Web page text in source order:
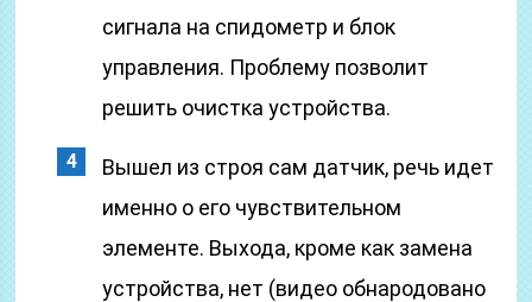
сигнала на спидометр и блок
управления. Проблему позволит
решить очистка устройства.
Вышел из строя сам датчик, речь идет
именно о его чувствительном
элементе. Выхода, кроме как замена
устройства, нет (видео обнародовано